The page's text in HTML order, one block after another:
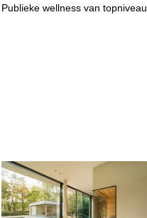
Publieke wellness van topniveau